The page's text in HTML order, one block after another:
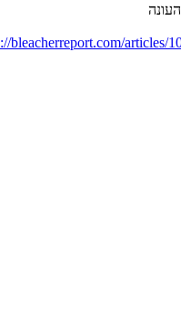
bleacherreport.com/articles/